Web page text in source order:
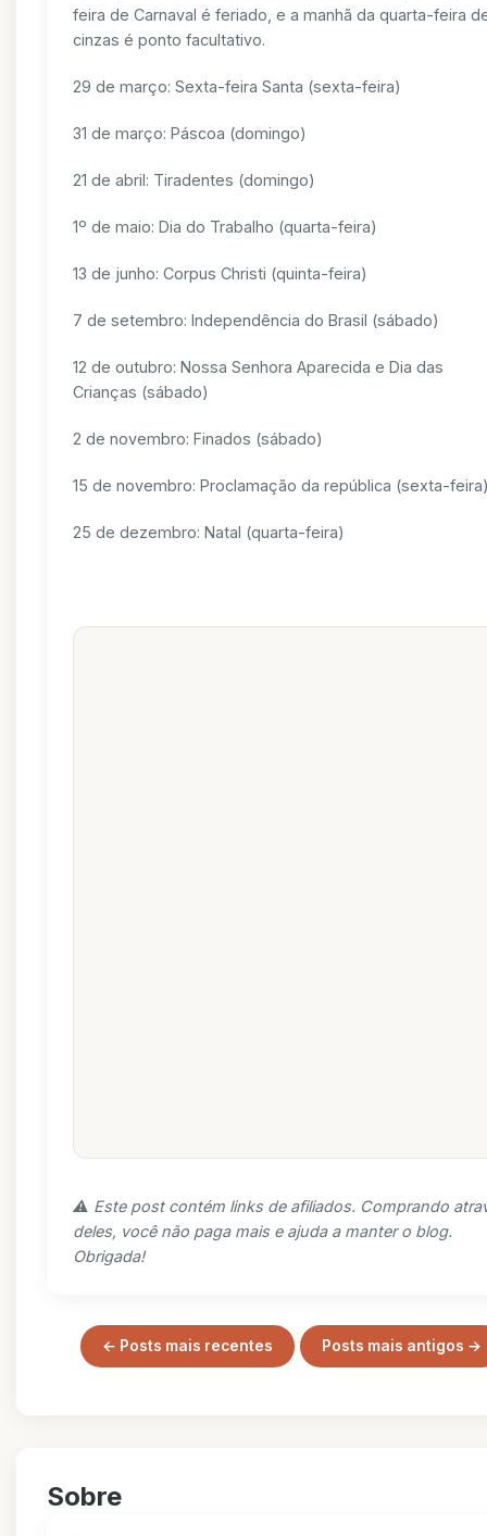
feira de Carnaval é feriado, e a manhã da quarta-feira
cinzas é ponto facultativo.
29 de março: Sexta-feira Santa (sexta-feira)
31 de março: Páscoa (domingo)
21 de abril: Tiradentes (domingo)
1º de maio: Dia do Trabalho (quarta-feira)
13 de junho: Corpus Christi (quinta-feira)
7 de setembro: Independência do Brasil (sábado)
12 de outubro: Nossa Senhora Aparecida e Dia das
Crianças (sábado)
2 de novembro: Finados (sábado)
15 de novembro: Proclamação da república (sexta-
25 de dezembro: Natal (quarta-feira)
⚠️ Este post contém links de afiliados. Comprando
deles, você não paga mais e ajuda a manter o blog.
Obrigada!
← Posts mais recentes Posts mais antigos →
Sobre